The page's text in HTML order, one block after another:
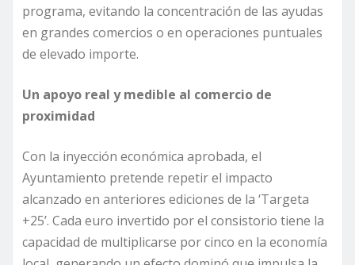
programa, evitando la concentración de las ayudas
en grandes comercios o en operaciones puntuales
de elevado importe.
Un apoyo real y medible al comercio de
proximidad
Con la inyección económica aprobada, el
Ayuntamiento pretende repetir el impacto
alcanzado en anteriores ediciones de la ‘Targeta
+25’. Cada euro invertido por el consistorio tiene la
capacidad de multiplicarse por cinco en la economía